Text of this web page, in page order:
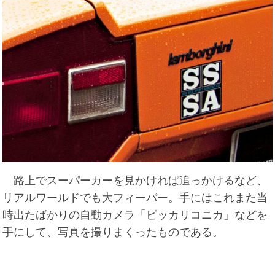
路上でスーパーカーを見かければ追っかけるなど、
リアルワールドでも大フィーバー。手にはこれまた当
時出たばかりの自動カメラ「ピッカリコニカ」などを
手にして、写真を撮りまくったものである。